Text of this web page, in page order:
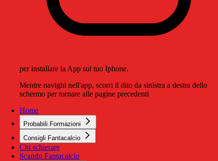
per installare la App sul tuo Iphone.
Mentre navighi nell'app, scorri il dito da sinistra a destra dello
schermo per tornare alle pagine precedenti
Home
Probabili Formazioni
Consigli Fantacalcio
Chi schierare
Scambi Fantacalcio